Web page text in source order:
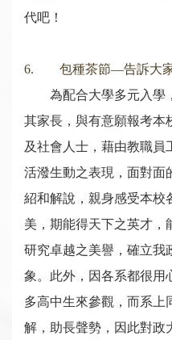
代吧！
6. 包種茶節—告訴大家
為配合大學多元入學
其家長，與有意願報考本
及社會人士，藉由教職員
活潑生動之表現，面對面
紹和解說，親身感受本校
美，期能得天下之英才，
研究卓越之美譽，確立我
象。此外，因各系都很用
多高中生來參觀，而系上
解，助長聲勢，因此對政